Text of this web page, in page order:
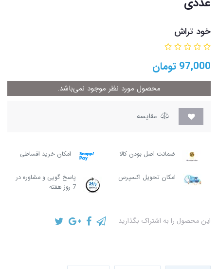
خود تراش
97,000 تومان
محصول مورد نظر موجود نمی‌باشد.
مقایسه
ضمانت اصل بودن کالا امکان خرید اقساطی
امکان تحویل اکسپرس
پاسخ گویی و مشاوره در
7 روز هفته
این محصول را به اشتراک بگذارید